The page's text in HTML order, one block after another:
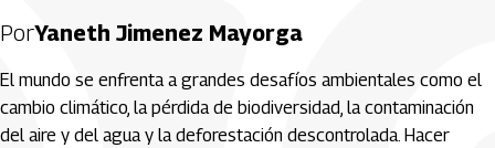
PorYaneth Jimenez Mayorga
El mundo se enfrenta a grandes desafíos ambientales como el
cambio climático, la pérdida de biodiversidad, la contaminación
del aire y del agua y la deforestación descontrolada. Hacer